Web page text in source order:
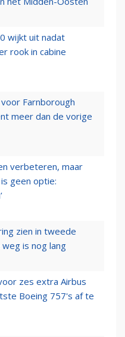
wijkt uit nadat
rook in cabine
Farnborough
meer dan de vorige
verbeteren, maar
geen optie:
zien in tweede
is nog lang
zes extra Airbus
Boeing 757's af te